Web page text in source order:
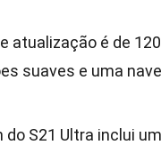
atualização é de
suaves e uma
do S21 Ultra inclui